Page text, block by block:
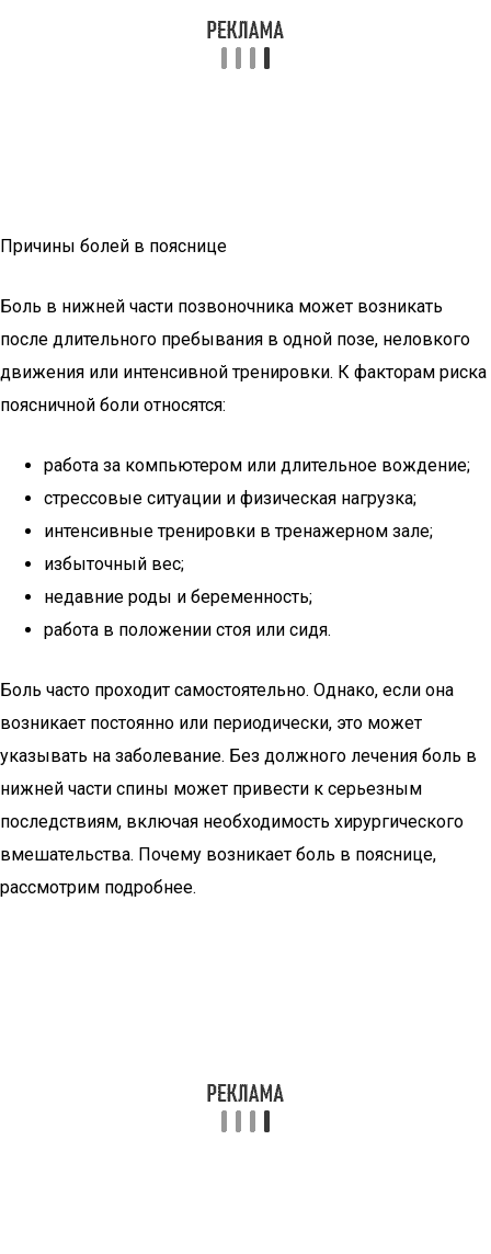
Причины болей в пояснице
Боль в нижней части позвоночника может возникать
после длительного пребывания в одной позе, неловкого
движения или интенсивной тренировки. К факторам риска
поясничной боли относятся:
работа за компьютером или длительное вождение;
стрессовые ситуации и физическая нагрузка;
интенсивные тренировки в тренажерном зале;
избыточный вес;
недавние роды и беременность;
работа в положении стоя или сидя.
Боль часто проходит самостоятельно. Однако, если она
возникает постоянно или периодически, это может
указывать на заболевание. Без должного лечения боль в
нижней части спины может привести к серьезным
последствиям, включая необходимость хирургического
вмешательства. Почему возникает боль в пояснице,
рассмотрим подробнее.